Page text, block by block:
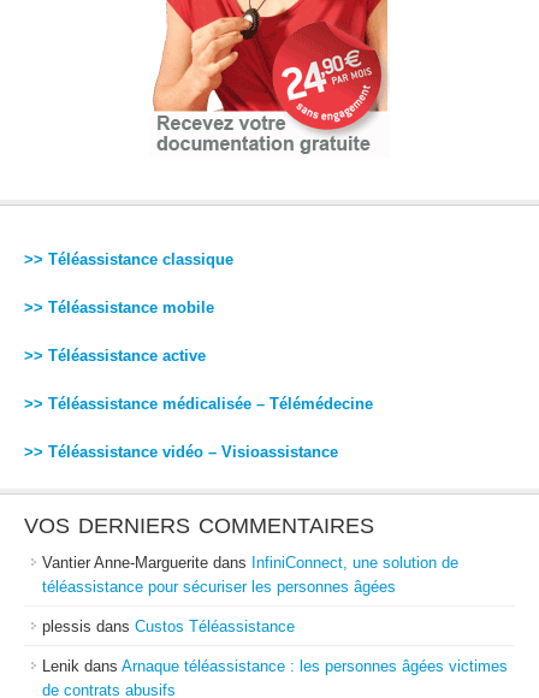
>> Téléassistance classique
>> Téléassistance mobile
>> Téléassistance active
>> Téléassistance médicalisée – Télémédecine
>> Téléassistance vidéo – Visioassistance
VOS DERNIERS COMMENTAIRES
Vantier Anne-Marguerite dans InfiniConnect, une solution de
téléassistance pour sécuriser les personnes âgées
plessis dans Custos Téléassistance
Lenik dans Arnaque téléassistance : les personnes âgées victimes
de contrats abusifs